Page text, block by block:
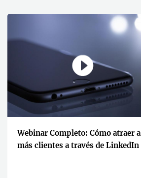
Webinar Completo: Cómo atraer a
más clientes a través de LinkedIn